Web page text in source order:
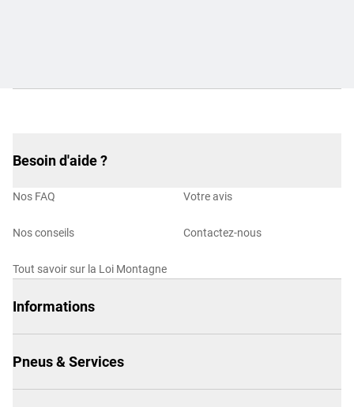
Besoin d'aide ?
Nos FAQ
Nos conseils
Tout savoir sur la Loi Montagne
Votre avis
Contactez-nous
Informations
Pneus & Services